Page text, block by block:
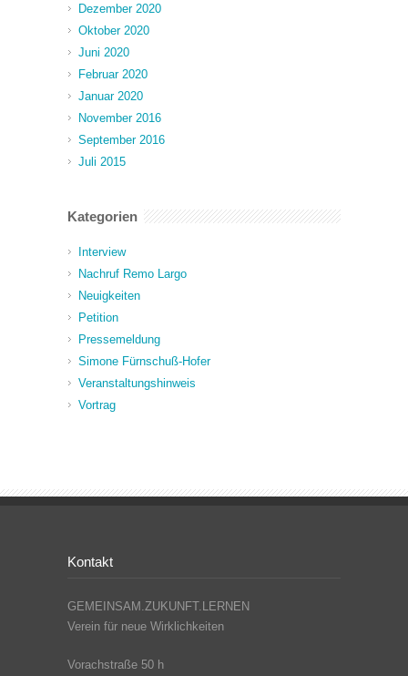
Dezember 2020
Oktober 2020
Juni 2020
Februar 2020
Januar 2020
November 2016
September 2016
Juli 2015
Kategorien
Interview
Nachruf Remo Largo
Neuigkeiten
Petition
Pressemeldung
Simone Fürnschuß-Hofer
Veranstaltungshinweis
Vortrag
Kontakt
GEMEINSAM.ZUKUNFT.LERNEN
Verein für neue Wirklichkeiten
Vorachstraße 50 h